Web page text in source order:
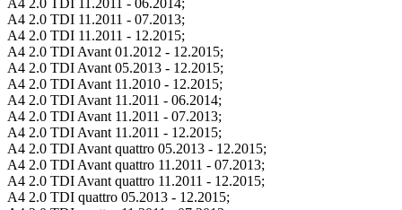
A4 2.0 TDI 11.2011 - 07.2013;
A4 2.0 TDI 11.2011 - 12.2015;
A4 2.0 TDI Avant 01.2012 - 12.2015;
A4 2.0 TDI Avant 05.2013 - 12.2015;
A4 2.0 TDI Avant 11.2010 - 12.2015;
A4 2.0 TDI Avant 11.2011 - 06.2014;
A4 2.0 TDI Avant 11.2011 - 07.2013;
A4 2.0 TDI Avant 11.2011 - 12.2015;
A4 2.0 TDI Avant quattro 05.2013 - 12.2015;
A4 2.0 TDI Avant quattro 11.2011 - 07.2013;
A4 2.0 TDI Avant quattro 11.2011 - 12.2015;
A4 2.0 TDI quattro 05.2013 - 12.2015;